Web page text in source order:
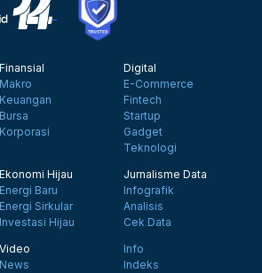
Finansial
Makro
Keuangan
Bursa
Korporasi
Digital
E-Commerce
Fintech
Startup
Gadget
Teknologi
Ekonomi Hijau
Energi Baru
Energi Sirkular
Investasi Hijau
Jurnalisme Data
Infografik
Analisis
Cek Data
Video
News
Info
Indeks